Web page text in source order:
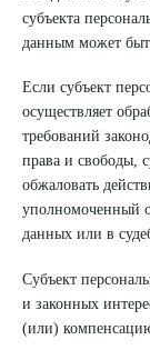
субъекта
данным может
Если субъект
осуществляет
требований
права и свободы,
обжаловать
уполномоченный
данных или в
Субъект
и законных
(или)